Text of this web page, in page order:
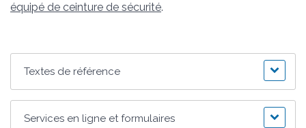
équipé de ceinture de sécurité.
Textes de référence
Services en ligne et formulaires